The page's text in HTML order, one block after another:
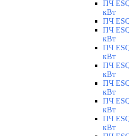
ПЧ
кВт
ПЧ
ПЧ
кВт
ПЧ
кВт
ПЧ
кВт
ПЧ
кВт
ПЧ
кВт
ПЧ
кВт